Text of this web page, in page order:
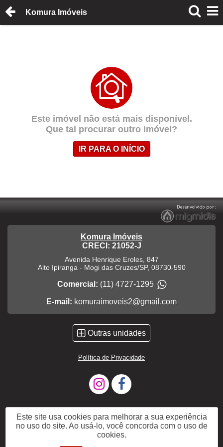
Komura Imóveis
Este imóvel não está mais disponível.
Que tal procurar outro imóvel?
IR PARA O INÍCIO
Komura Imóveis
CRECI: 21052-J
Avenida Henrique Eroles, 847
Alto Ipiranga - Mogi das Cruzes/SP, 08730-590
Comercial: (11) 4727-1295
E-mail: komuraimoveis2@gmail.com
Outras unidades
Política de Privacidade
Este site usa cookies para melhorar a sua experiência
no uso do site. Ao usá-lo, você concorda com o uso de
cookies.